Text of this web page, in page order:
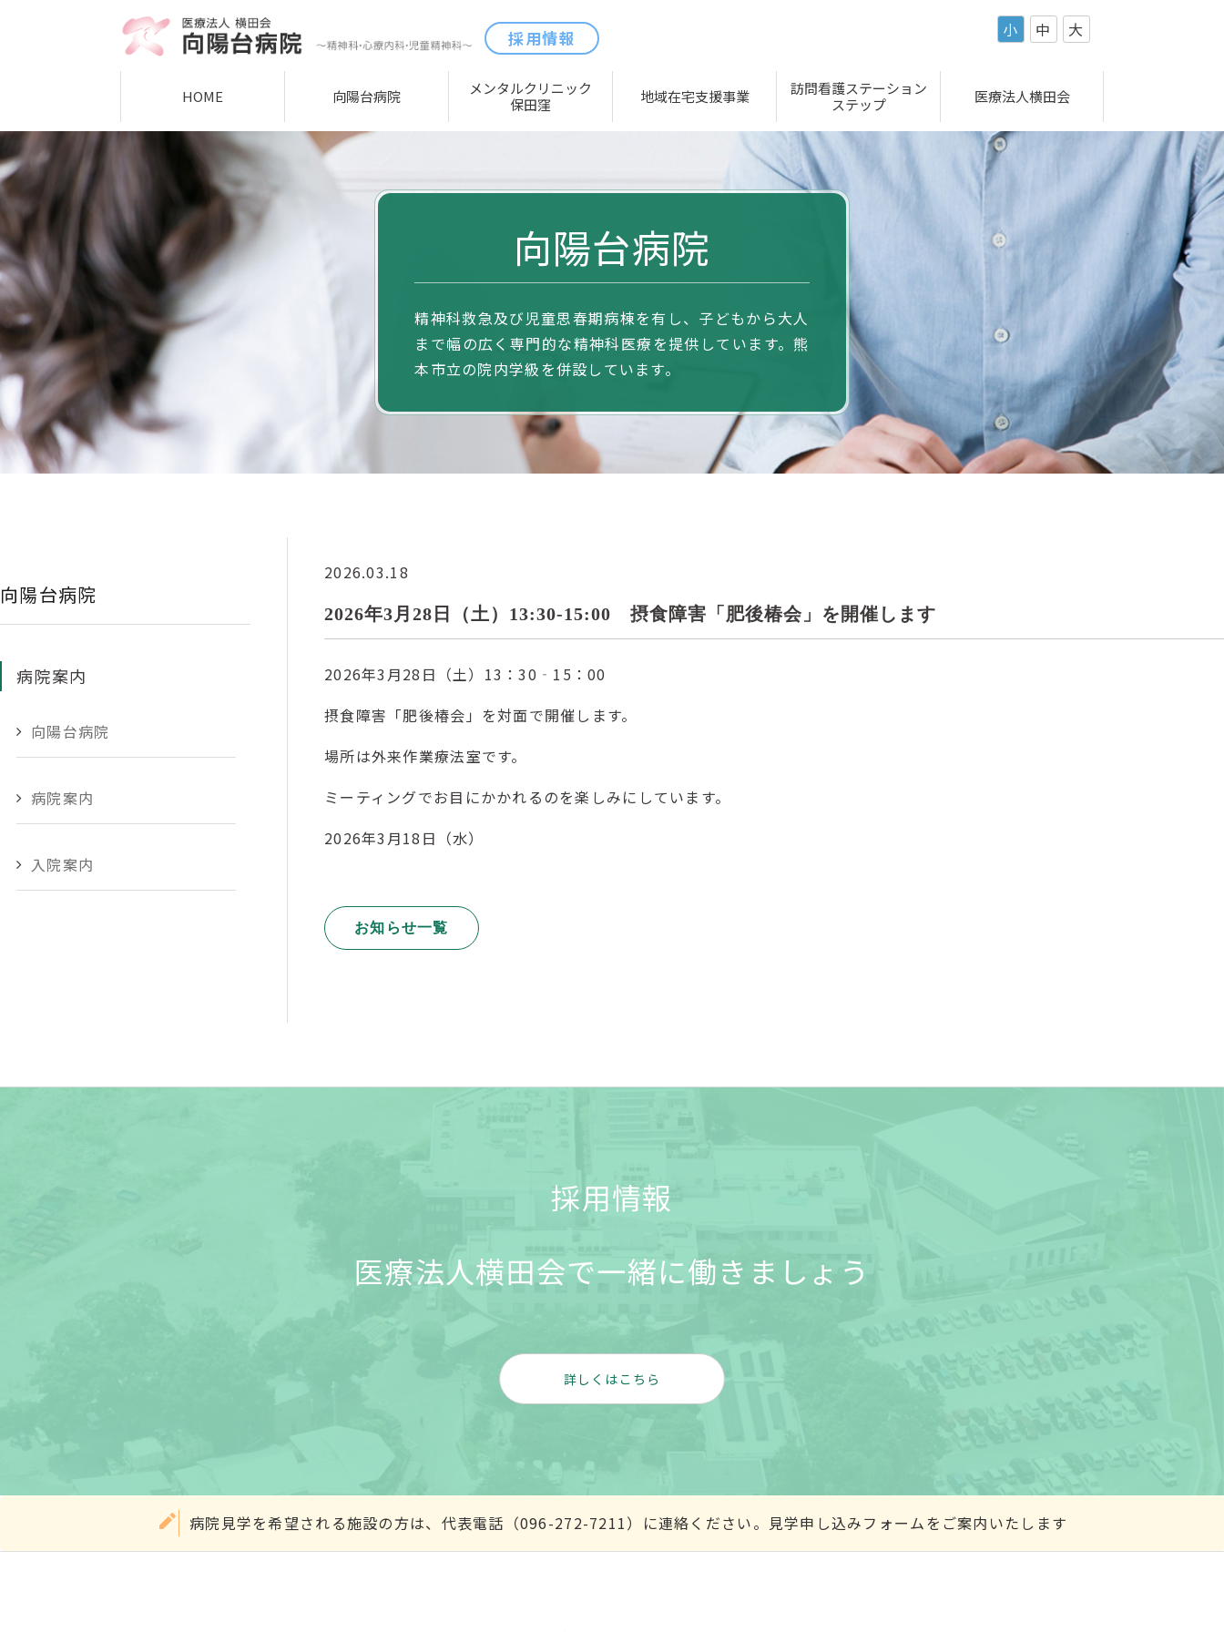
採用情報 小 中 大
HOME 向陽台病院
メンタルクリニック
保田窪
地域在宅支援事業
訪問看護ステーション
ステップ
医療法人横田会
向陽台病院
精神科救急及び児童思春期病棟を有し、子どもから大人
まで幅の広く専門的な精神科医療を提供しています。熊
本市立の院内学級を併設しています。
2026.03.18
2026年3月28日（土）13:30-15:00 摂食障害「肥後椿会」を開催します
2026年3月28日（土）13：30‐15：00
摂食障害「肥後椿会」を対面で開催します。
場所は外来作業療法室です。
ミーティングでお目にかかれるのを楽しみにしています。
2026年3月18日（水）
お知らせ一覧
向陽台病院
病院案内
向陽台病院
病院案内
入院案内
採用情報
医療法人横田会で一緒に働きましょう
詳しくはこちら
病院見学を希望される施設の方は、代表電話（096-272-7211）に連絡ください。見学申し込みフォームをご案内いたします